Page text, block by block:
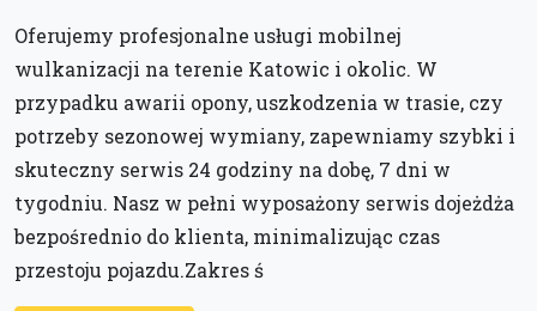
Oferujemy profesjonalne usługi mobilnej
wulkanizacji na terenie Katowic i okolic. W
przypadku awarii opony, uszkodzenia w trasie, czy
potrzeby sezonowej wymiany, zapewniamy szybki i
skuteczny serwis 24 godziny na dobę, 7 dni w
tygodniu. Nasz w pełni wyposażony serwis dojeżdża
bezpośrednio do klienta, minimalizując czas
przestoju pojazdu.Zakres ś